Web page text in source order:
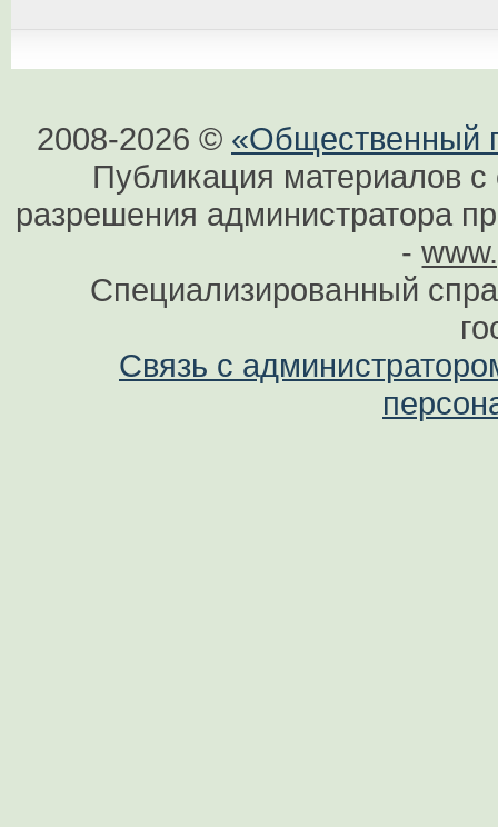
2008-2026 © «Общественный
Публикация материалов
разрешения администратора
-
Специализированный
Связь с